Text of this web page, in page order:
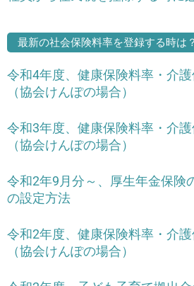
最新の社会保険料率を登録する時は？
令和4年度、健康保険料率・介
（協会けんぽの場合）
令和3年度、健康保険料率・介
（協会けんぽの場合）
令和2年9月分～、厚生年金保険
の設定方法
令和2年度、健康保険料率・介
（協会けんぽの場合）